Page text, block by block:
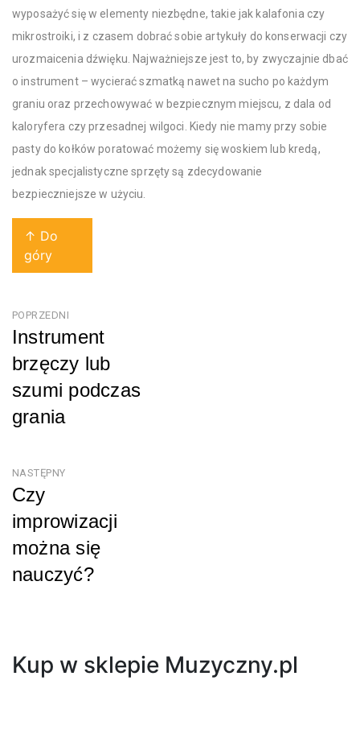
wyposażyć się w elementy niezbędne, takie jak kalafonia czy
mikrostroiki, i z czasem dobrać sobie artykuły do konserwacji czy
urozmaicenia dźwięku. Najważniejsze jest to, by zwyczajnie dbać
o instrument – wycierać szmatką nawet na sucho po każdym
graniu oraz przechowywać w bezpiecznym miejscu, z dala od
kaloryfera czy przesadnej wilgoci. Kiedy nie mamy przy sobie
pasty do kołków poratować możemy się woskiem lub kredą,
jednak specjalistyczne sprzęty są zdecydowanie
bezpieczniejsze w użyciu.
↑ Do
góry
Nawigacja
wpisu
POPRZEDNI
Instrument
brzęczy lub
szumi podczas
grania
NASTĘPNY
Czy
improwizacji
można się
nauczyć?
Kup w sklepie Muzyczny.pl